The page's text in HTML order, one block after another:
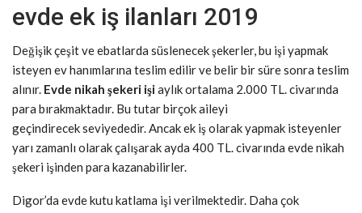
evde ek iş ilanları 2019
Değişik çeşit ve ebatlarda süslenecek şekerler, bu işi yapmak
isteyen ev hanımlarına teslim edilir ve belir bir süre sonra teslim
alınır. Evde nikah şekeri işiaylık ortalama 2.000 TL. civarında
para bırakmaktadır. Bu tutar birçok aileyi
geçindirecek seviyededir. Ancak ek iş olarak yapmak isteyenler
yarı zamanlı olarak çalışarak ayda 400 TL. civarında evde nikah
şekeri işinden para kazanabilirler.
Digor’da evde kutu katlama işi verilmektedir. Daha çok